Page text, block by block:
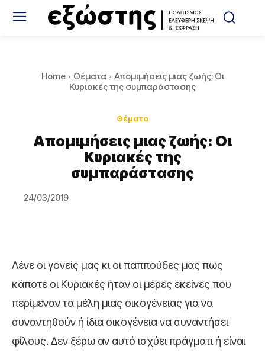
Home Θέματα
Απομιμήσεις μιας ζωής: Οι
Κυριακές της συμπαράστασης
Θέματα
Απομιμήσεις μιας ζωής: Οι
Κυριακές της
συμπαράστασης
24/03/2019
Λένε οι γονείς μας κι οι παππούδες μας πως
κάποτε οι Κυριακές ήταν οι μέρες εκείνες που
περίμεναν τα μέλη μιας οικογένειας για να
συναντηθούν ή ίδια οικογένεια να συναντήσει
φίλους. Δεν ξέρω αν αυτό ισχύει πράγματι ή είναι